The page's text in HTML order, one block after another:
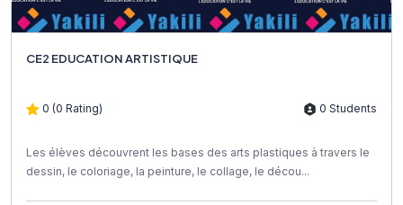
CE2 EDUCATION ARTISTIQUE
0 (0 Rating) 0 Students
Les élèves découvrent les bases des arts plastiques à travers le
dessin, le coloriage, la peinture, le collage, le décou...